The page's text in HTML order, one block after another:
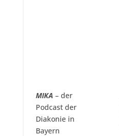
MIKA – der
Podcast der
Diakonie in
Bayern